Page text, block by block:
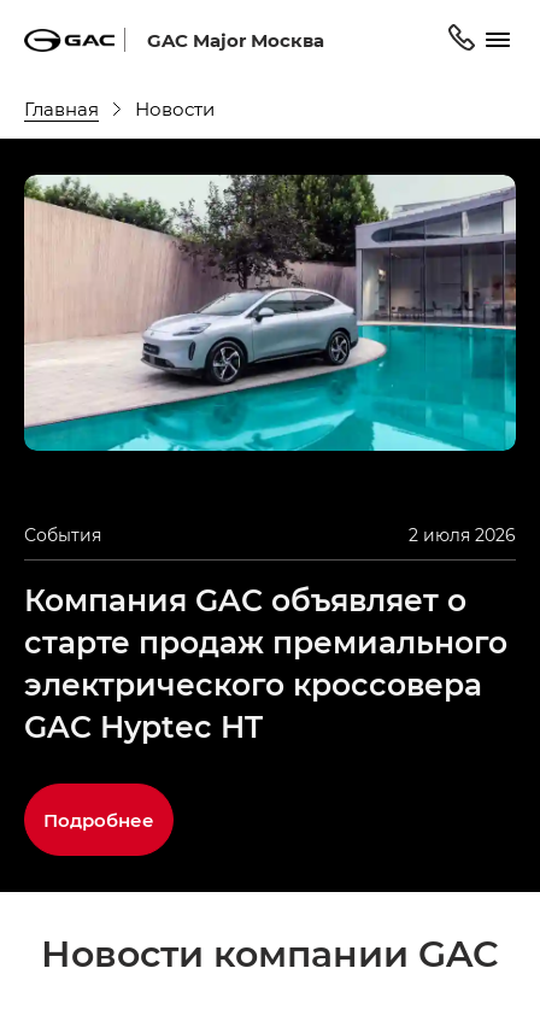
GAC Major Москва
Главная Новости
События 2 июля 2026
Компания GAC объявляет о
старте продаж премиального
электрического кроссовера
GAC Hyptec HT
Подробнее
Новости компании GAC